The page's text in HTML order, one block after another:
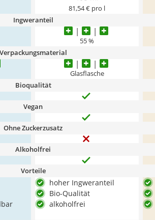
81,54 € pro l
Ingweranteil
55 %
Verpackungsmaterial
Glasflasche
Bioqualität
Vegan
Ohne Zuckerzusatz
Alkoholfrei
Vorteile
hoher Ingweranteil
Bio-Qualität
alkoholfrei